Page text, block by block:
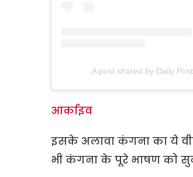
A post shared by Daily
आर्काइव
इसके अलावा कंगना का ये
भी कंगना के पूरे भाषण को